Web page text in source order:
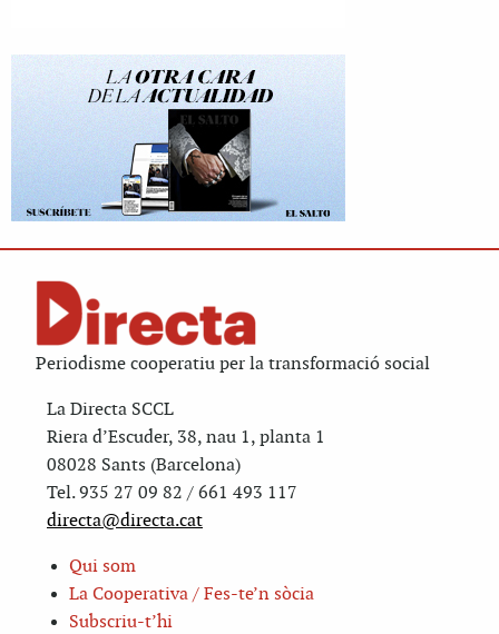
Periodisme cooperatiu per la transformació social
La Directa SCCL
Riera d’Escuder, 38, nau 1, planta 1
08028 Sants (Barcelona)
Tel. 935 27 09 82 / 661 493 117
directa@directa.cat
Qui som
La Cooperativa / Fes-te’n sòcia
Subscriu-t’hi